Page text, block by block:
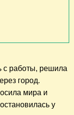
с работы, решила
город.
мира и
у